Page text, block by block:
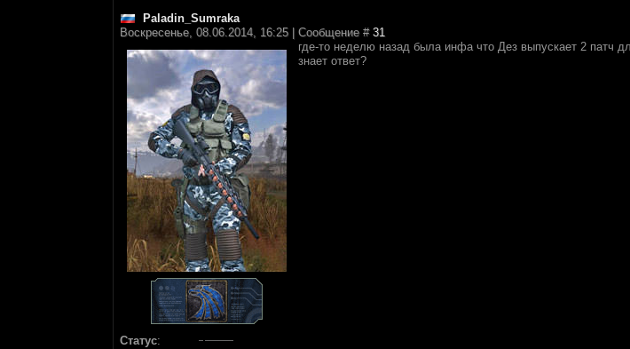
Paladin_Sumraka
Воскресенье, 08.06.2014, 16:25 | Сообщение # 31
Статус:
где-то неделю назад была инфа что Дез выпускает 2 патч
знает ответ?